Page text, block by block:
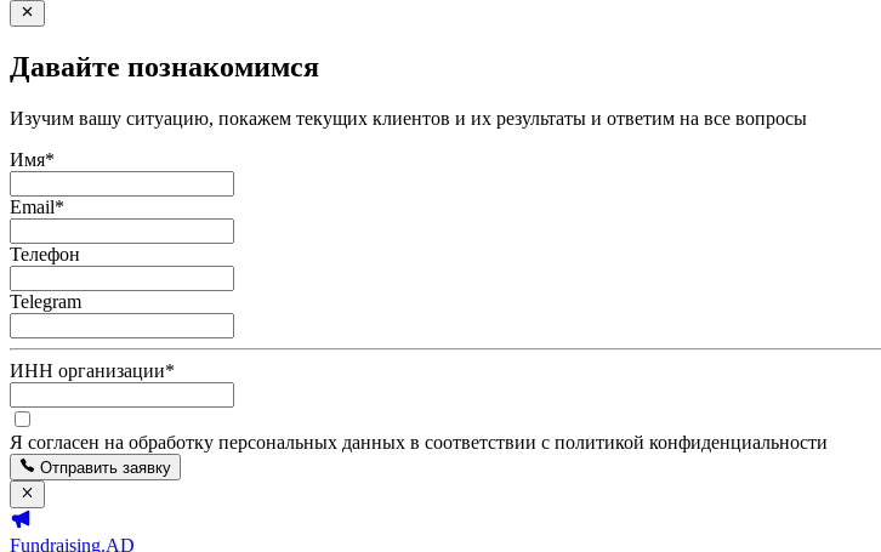
Давайте познакомимся
Изучим вашу ситуацию, покажем текущих клиентов и их результаты и ответим на все вопросы
Имя*
Email*
Телефон
Telegram
ИНН организации*
Я согласен на обработку персональных данных в соответствии с политикой конфиденциальности
Отправить заявку
Fundraising.AD